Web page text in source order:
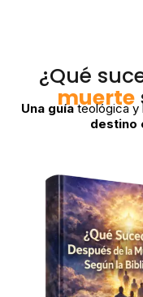
¿Qué
muerte
Una guíateológica y
destino